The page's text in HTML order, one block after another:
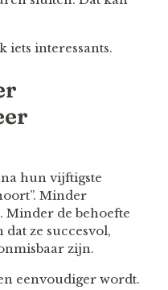
iets interessants.
hun vijftigste
Minder
Minder de behoefte
ze succesvol,
zijn.
eenvoudiger wordt.